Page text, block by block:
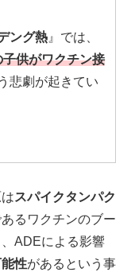
ング熱 』では、
供がワクチン接
悲劇が起きてい
スパイクタンパク
るワクチンのブー
ADEによる影響
性があるという事